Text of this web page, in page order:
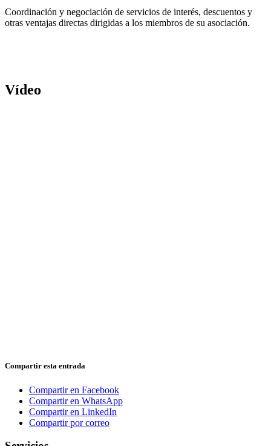
Coordinación y negociación de servicios de interés, descuentos y
otras ventajas directas dirigidas a los miembros de su asociación.
Vídeo
Compartir esta entrada
Compartir en Facebook
Compartir en WhatsApp
Compartir en LinkedIn
Compartir por correo